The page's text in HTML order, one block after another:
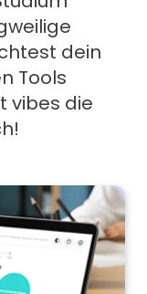
dein
Tools
vibes die